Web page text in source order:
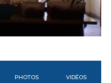
PHOTOS VIDÉOS